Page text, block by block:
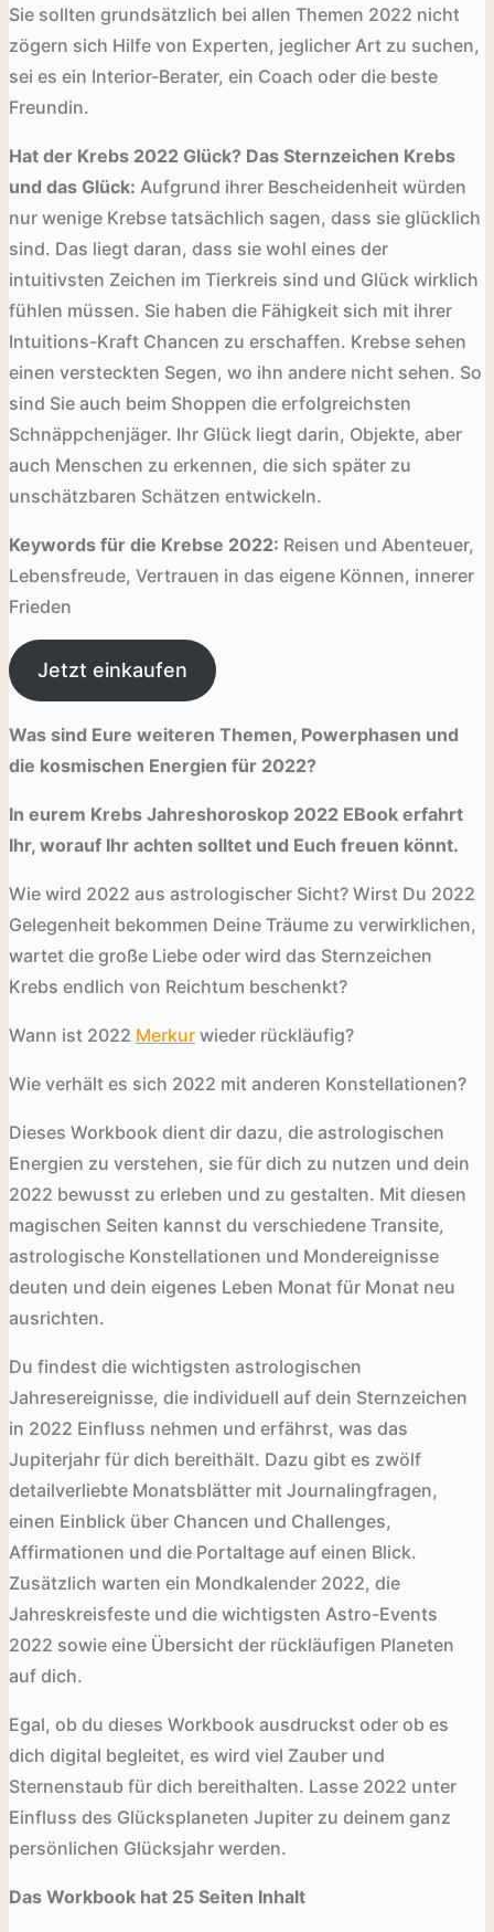
Sie sollten grundsätzlich bei allen Themen 2022 nicht
zögern sich Hilfe von Experten, jeglicher Art zu suchen,
sei es ein Interior-Berater, ein Coach oder die beste
Freundin.
Hat der Krebs 2022 Glück? Das Sternzeichen Krebs
und das Glück: Aufgrund ihrer Bescheidenheit würden
nur wenige Krebse tatsächlich sagen, dass sie glücklich
sind. Das liegt daran, dass sie wohl eines der
intuitivsten Zeichen im Tierkreis sind und Glück wirklich
fühlen müssen. Sie haben die Fähigkeit sich mit ihrer
Intuitions-Kraft Chancen zu erschaffen. Krebse sehen
einen versteckten Segen, wo ihn andere nicht sehen. So
sind Sie auch beim Shoppen die erfolgreichsten
Schnäppchenjäger. Ihr Glück liegt darin, Objekte, aber
auch Menschen zu erkennen, die sich später zu
unschätzbaren Schätzen entwickeln.
Keywords für die Krebse 2022: Reisen und Abenteuer,
Lebensfreude, Vertrauen in das eigene Können, innerer
Frieden
Jetzt einkaufen
Was sind Eure weiteren Themen, Powerphasen und
die kosmischen Energien für 2022?
In eurem Krebs Jahreshoroskop 2022 EBook erfahrt
Ihr, worauf Ihr achten solltet und Euch freuen könnt.
Wie wird 2022 aus astrologischer Sicht? Wirst Du 2022
Gelegenheit bekommen Deine Träume zu verwirklichen,
wartet die große Liebe oder wird das Sternzeichen
Krebs endlich von Reichtum beschenkt?
Wann ist 2022 Merkur wieder rückläufig?
Wie verhält es sich 2022 mit anderen Konstellationen?
Dieses Workbook dient dir dazu, die astrologischen
Energien zu verstehen, sie für dich zu nutzen und dein
2022 bewusst zu erleben und zu gestalten. Mit diesen
magischen Seiten kannst du verschiedene Transite,
astrologische Konstellationen und Mondereignisse
deuten und dein eigenes Leben Monat für Monat neu
ausrichten.
Du findest die wichtigsten astrologischen
Jahresereignisse, die individuell auf dein Sternzeichen
in 2022 Einfluss nehmen und erfährst, was das
Jupiterjahr für dich bereithält. Dazu gibt es zwölf
detailverliebte Monatsblätter mit Journalingfragen,
einen Einblick über Chancen und Challenges,
Affirmationen und die Portaltage auf einen Blick.
Zusätzlich warten ein Mondkalender 2022, die
Jahreskreisfeste und die wichtigsten Astro-Events
2022 sowie eine Übersicht der rückläufigen Planeten
auf dich.
Egal, ob du dieses Workbook ausdruckst oder ob es
dich digital begleitet, es wird viel Zauber und
Sternenstaub für dich bereithalten. Lasse 2022 unter
Einfluss des Glücksplaneten Jupiter zu deinem ganz
persönlichen Glücksjahr werden.
Das Workbook hat 25 Seiten Inhalt